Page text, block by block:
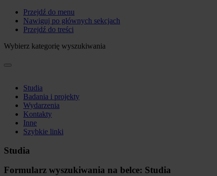
Przejdź do menu
Nawiguj po głównych sekcjach
Przejdź do treści
Wybierz kategorię wyszukiwania
Studia
Badania i projekty
Wydarzenia
Kontakty
Inne
Szybkie linki
Studia
Formularz wyszukiwania na belce: Studia